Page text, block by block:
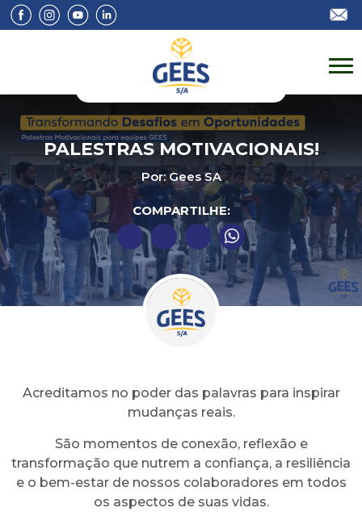
PALESTRAS MOTIVACIONAIS!
Por: Gees SA
COMPARTILHE:
Acreditamos no poder das palavras para inspirar
mudanças reais.
São momentos de conexão, reflexão e
transformação que nutrem a confiança, a resiliência
e o bem-estar de nossos colaboradores em todos
os aspectos de suas vidas.